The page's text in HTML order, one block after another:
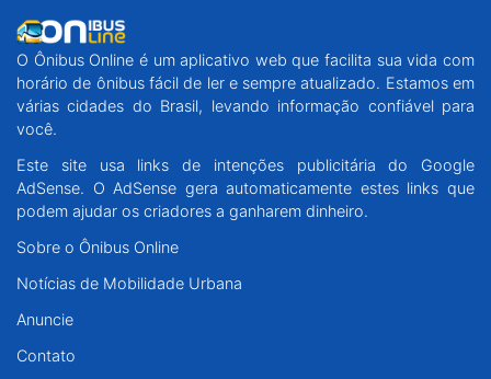
O Ônibus Online é um aplicativo web que facilita sua vida com
horário de ônibus fácil de ler e sempre atualizado. Estamos em
várias cidades do Brasil, levando informação confiável para
você.
Este site usa links de intenções publicitária do Google
AdSense. O AdSense gera automaticamente estes links que
podem ajudar os criadores a ganharem dinheiro.
Sobre o Ônibus Online
Notícias de Mobilidade Urbana
Anuncie
Contato